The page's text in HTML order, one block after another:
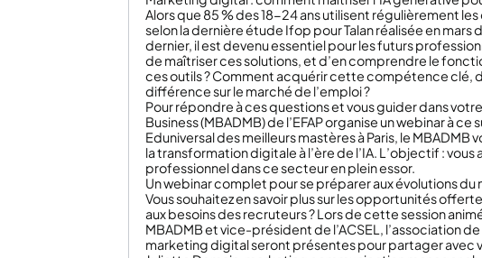
Alors que 85 % des 18-24 ans utilisent régulièrement
selon la dernière étude Ifop pour Talan réalisée en mars
dernier, il est devenu essentiel pour les futurs
de maîtriser ces solutions, et d’en comprendre le
ces outils ? Comment acquérir cette compétence clé,
différence sur le marché de l’emploi ?
Pour répondre à ces questions et vous guider dans
Business (MBADMB) de l’EFAP organise un webinar à ce
Eduniversal des meilleurs mastères à Paris, le
la transformation digitale à l’ère de l’IA. L’objectif :
professionnel dans ce secteur en plein essor.
Un webinar complet pour se préparer aux évolutions du
Vous souhaitez en savoir plus sur les opportunités
aux besoins des recruteurs ? Lors de cette session
MBADMB et vice-président de l’ACSEL, l’association
marketing digital seront présentes pour partager avec